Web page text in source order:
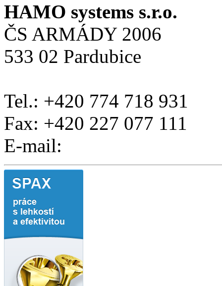
HAMO systems s.r.o.
ČS ARMÁDY 2006
533 02 Pardubice
Tel.: +420 774 718 931
Fax: +420 227 077 111
E-mail: